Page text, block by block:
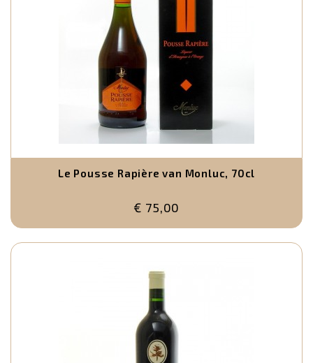
Le Pousse Rapière van Monluc, 70cl
€ 75,00